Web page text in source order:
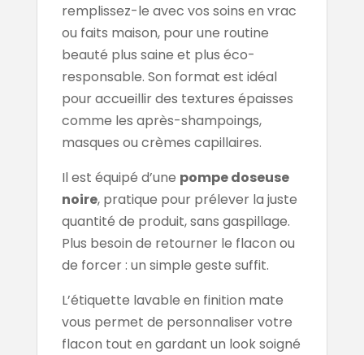
remplissez-le avec vos soins en vrac
ou faits maison, pour une routine
beauté plus saine et plus éco-
responsable. Son format est idéal
pour accueillir des textures épaisses
comme les après-shampoings,
masques ou crèmes capillaires.
Il est équipé d’une pompe doseuse
noire, pratique pour prélever la juste
quantité de produit, sans gaspillage.
Plus besoin de retourner le flacon ou
de forcer : un simple geste suffit.
L’étiquette lavable en finition mate
vous permet de personnaliser votre
flacon tout en gardant un look soigné